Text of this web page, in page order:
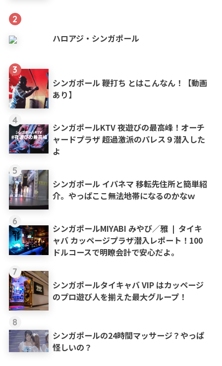
2
ハロアジ・シンガポール
3
シンガポール 鞭打ち とはこんなん！【動画
あり】
4
シンガポールKTV 夜遊びの最高峰！オーチ
ャードプラザ 超過激派のパレス９潜入した
よ
5
シンガポール イパネマ 移転先住所と簡単紹
介。やっぱここ無法地帯になるのかなｗ
6
シンガポールMIYABI みやび／雅 ❘ タイキ
ャバ カッページプラザ潜入レポート！100
ドルコースで明瞭会計で安心だよ。
7
シンガポールタイキャバ VIP はカッページ
のプロ遊び人を揃えた最大グループ！
8
シンガポールの24時間マッサージ？やっぱ
怪しいの？